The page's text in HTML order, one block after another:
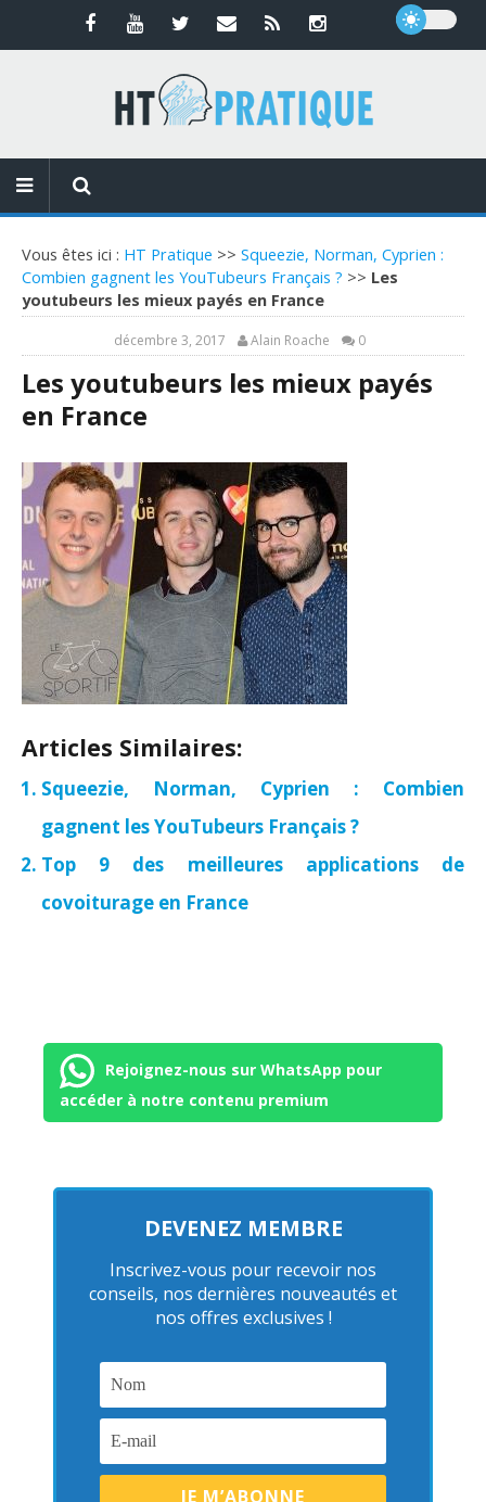
Vous êtes ici : HT Pratique >> Squeezie, Norman, Cyprien :
Combien gagnent les YouTubeurs Français ? >> Les
youtubeurs les mieux payés en France
décembre 3, 2017 Alain Roache 0
Les youtubeurs les mieux payés
en France
Articles Similaires:
Squeezie, Norman, Cyprien : Combien
gagnent les YouTubeurs Français ?
Top 9 des meilleures applications de
covoiturage en France
Rejoignez-nous sur WhatsApp pour
accéder à notre contenu premium
DEVENEZ MEMBRE
Inscrivez-vous pour recevoir nos
conseils, nos dernières nouveautés et
nos offres exclusives !